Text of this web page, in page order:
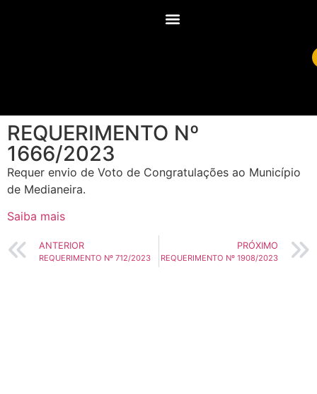
REQUERIMENTO Nº
1666/2023
Requer envio de Voto de Congratulações ao Município
de Medianeira.
Saiba mais
ANTERIOR
REQUERIMENTO Nº 712/2023
PRÓXIMO
REQUERIMENTO Nº 1908/2023